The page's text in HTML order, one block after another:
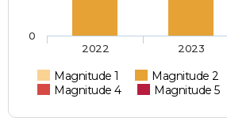
Magnitude 1 Magnitude 2
Magnitude 4
Magnitude 5
2022 2023
0